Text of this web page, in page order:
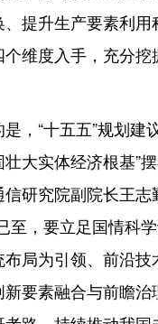
提升生产要素利用
个维度入手，充分挖
“十五五”规划建
大实体经济根基”
研究院副院长王志
至，要立足国情科
局为引领、前沿技
新要素融合与前瞻治